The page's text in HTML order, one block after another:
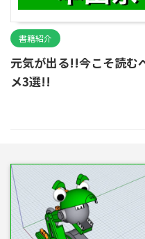
書籍紹介
元気が出る!!今こそ読む
メ3選!!